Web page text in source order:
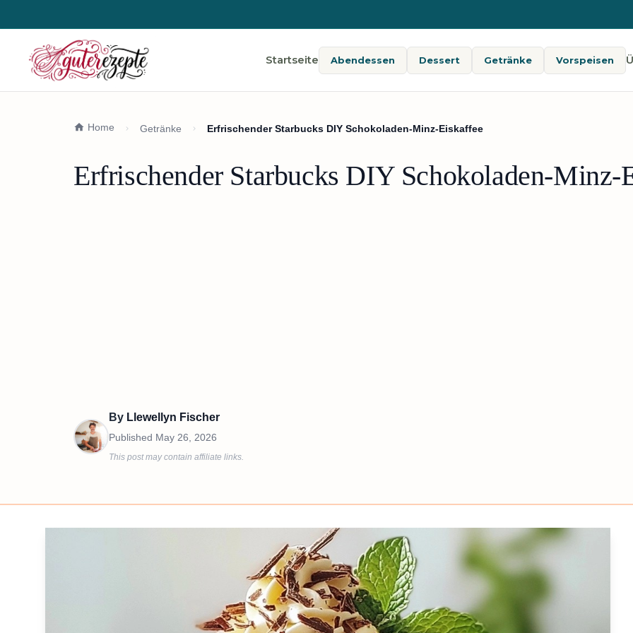
Startseite Abendessen Dessert Getränke Vorspeisen
Home Getränke Erfrischender Starbucks DIY Schokoladen-Minz-Eiskaffee
Erfrischender Starbucks DIY Schokoladen-Minz-
By Llewellyn Fischer
Published May 26, 2026
This post may contain affiliate links.